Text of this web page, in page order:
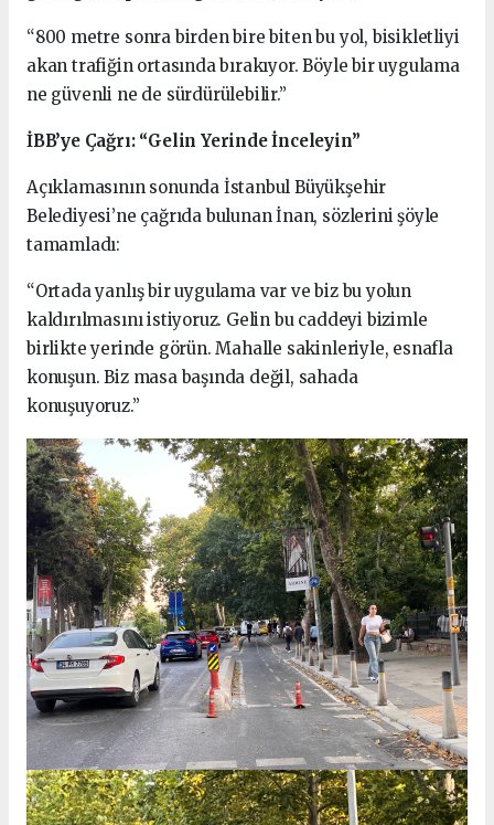
“800 metre sonra birden bire biten bu yol, bisikletliyi
akan trafiğin ortasında bırakıyor. Böyle bir uygulama
ne güvenli ne de sürdürülebilir.”
İBB’ye Çağrı: “Gelin Yerinde İnceleyin”
Açıklamasının sonunda İstanbul Büyükşehir
Belediyesi’ne çağrıda bulunan İnan, sözlerini şöyle
tamamladı:
“Ortada yanlış bir uygulama var ve biz bu yolun
kaldırılmasını istiyoruz. Gelin bu caddeyi bizimle
birlikte yerinde görün. Mahalle sakinleriyle, esnafla
konuşun. Biz masa başında değil, sahada
konuşuyoruz.”